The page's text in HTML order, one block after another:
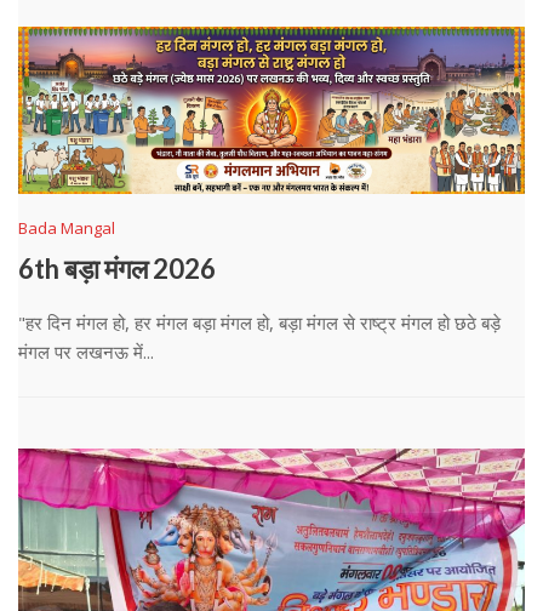
Bada Mangal
6th बड़ा मंगल 2026
"हर दिन मंगल हो, हर मंगल बड़ा मंगल हो, बड़ा मंगल से राष्ट्र मंगल हो छठे बड़े
मंगल पर लखनऊ में...